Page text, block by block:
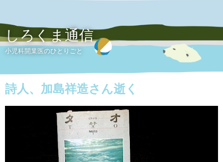
しろくま通信
小児科開業医のひとりごと
詩人、加島祥造さん逝く